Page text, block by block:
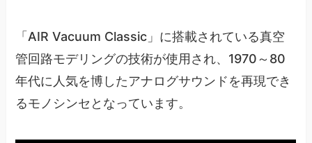
「AIR Vacuum Classic」に搭載されている真空
管回路モデリングの技術が使用され、1970～80
年代に人気を博したアナログサウンドを再現でき
るモノシンセとなっています。